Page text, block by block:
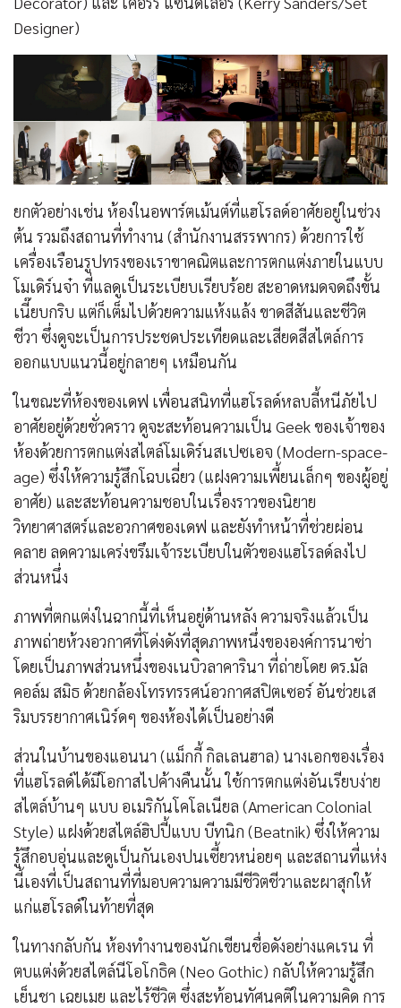
Designer)
ยกตัวอย่างเช่น ห้องในอพาร์ตเม้นต์ที่แฮโรลด์อาศัยอยู่ในช่วง
ต้น รวมถึงสถานที่ทำงาน (สำนักงานสรรพากร) ด้วยการใช้
เครื่องเรือนรูปทรงของเราขาคณิตและการตกแต่งภายในแบบ
โมเดิร์นจ๋า ที่แลดูเป็นระเบียบเรียบร้อย สะอาดหมดจดถึงขั้น
เนี๊ยบกริบ แต่ก็เต็มไปด้วยความแห้งแล้ง ขาดสีสันและชีวิต
ชีวา ซึ่งดูจะเป็นการประชดประเทียดและเสียดสีสไตล์การ
ออกแบบแนวนี้อยู่กลายๆ เหมือนกัน
ในขณะที่ห้องของเดฟ เพื่อนสนิทที่แฮโรลด์หลบลี้หนีภัยไป
อาศัยอยู่ด้วยชั่วคราว ดูจะสะท้อนความเป็น Geek ของเจ้าของ
ห้องด้วยการตกแต่งสไตล์โมเดิร์นสเปซเอจ (Modern-space-
age) ซึ่งให้ความรู้สึกโฉบเฉี่ยว (แฝงความเพี้ยนเล็กๆ ของผู้อยู่
อาศัย) และสะท้อนความชอบในเรื่องราวของนิยาย
วิทยาศาสตร์และอวกาศของเดฟ และยังทำหน้าที่ช่วยผ่อน
คลาย ลดความเคร่งขรึมเจ้าระเบียบในตัวของแฮโรลด์ลงไป
ส่วนหนึ่ง
ภาพที่ตกแต่งในฉากนี้ที่เห็นอยู่ด้านหลัง ความจริงแล้วเป็น
ภาพถ่ายห้วงอวกาศที่โด่งดังที่สุดภาพหนึ่งขององค์การนาซ่า
โดยเป็นภาพส่วนหนึ่งของเนบิวลาคารินา ที่ถ่ายโดย ดร.มัล
คอล์ม สมิธ ด้วยกล้องโทรทรรศน์อวกาศสปิตเซอร์ อันช่วยเส
ริมบรรยากาศเนิร์ดๆ ของห้องได้เป็นอย่างดี
ส่วนในบ้านของแอนนา (แม็กกี้ กิลเลนฮาล) นางเอกของเรื่อง
ที่แฮโรลด์ได้มีโอกาสไปค้างคืนนั้น ใช้การตกแต่งอันเรียบง่าย
สไตล์บ้านๆ แบบ อเมริกันโคโลเนียล (American Colonial
Style) แฝงด้วยสไตล์ฮิปปี้แบบ บีทนิก (Beatnik) ซึ่งให้ความ
รู้สึกอบอุ่นและดูเป็นกันเองปนเซี้ยวหน่อยๆ และสถานที่แห่ง
นี้เองที่เป็นสถานที่ที่มอบความความมีชีวิตชีวาและผาสุกให้
แก่แฮโรลด์ในท้ายที่สุด
ในทางกลับกัน ห้องทำงานของนักเขียนชื่อดังอย่างแคเรน ที่
ตบแต่งด้วยสไตล์นีโอโกธิค (Neo Gothic) กลับให้ความรู้สึก
เย็นชา เฉยเมย และไร้ชีวิต ซึ่งสะท้อนทัศนคติในความคิด การ